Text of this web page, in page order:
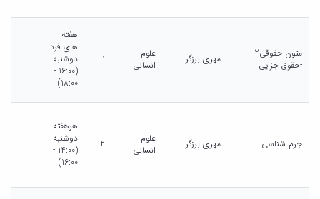
متون حقوقی2
-حقوق جزایی
مهری برزگر
علوم
انسانی
1
هفته
هاي فرد
دوشنبه
(16:00 -
18:00)
جرم شناسی مهری برزگر
علوم
انسانی
2
هرهفته
دوشنبه
(14:00 -
16:00)